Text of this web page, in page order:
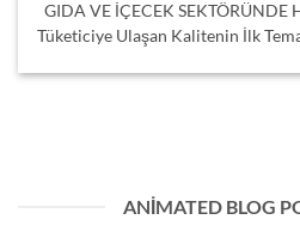
GIDA VE İÇECEK SEKTÖRÜNDE
Tüketiciye Ulaşan Kalitenin İlk
ANIMATED BLOG